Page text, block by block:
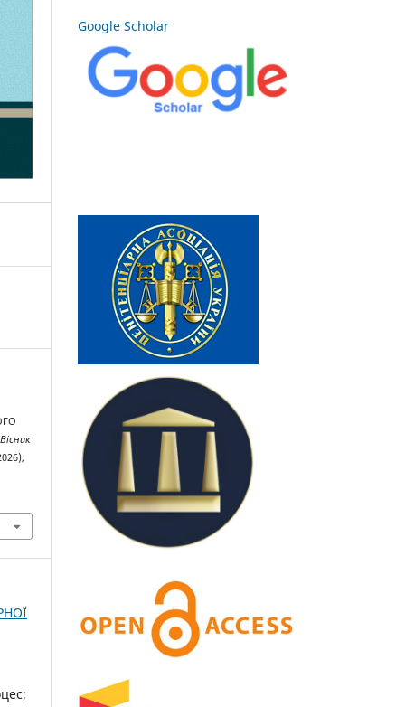
Вісник
Google Scholar